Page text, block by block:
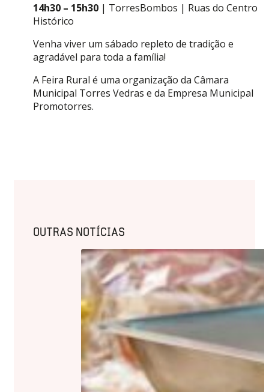
14h30 – 15h30 | TorresBombos | Ruas do Centro
Histórico
Venha viver um sábado repleto de tradição e
agradável para toda a família!
A Feira Rural é uma organização da Câmara
Municipal Torres Vedras e da Empresa Municipal
Promotorres.
OUTRAS NOTÍCIAS